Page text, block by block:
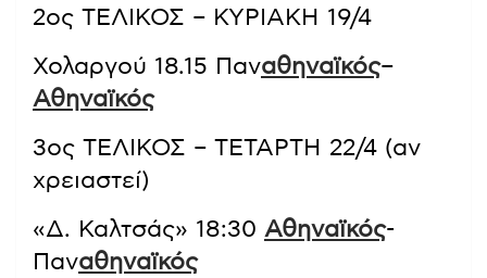
2ος ΤΕΛΙΚΟΣ – ΚΥΡΙΑΚΗ 19/4
Χολαργού 18.15 Παναθηναϊκός–
Αθηναϊκός
3ος ΤΕΛΙΚΟΣ – ΤΕΤΑΡΤΗ 22/4 (αν
χρειαστεί)
«Δ. Καλτσάς» 18:30 Αθηναϊκός-
Παναθηναϊκός